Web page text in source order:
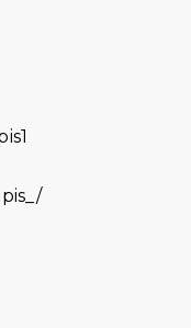
- 6月18日
- 6月11日（19:00